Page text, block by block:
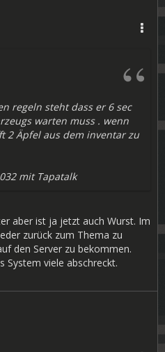
regeln steht dass er 6 sec
warten muss . wenn
2 Äpfel aus dem inventar zu
mit Tapatalk
aber ist ja jetzt auch Wurst. Im
zurück zum Thema zu
den Server zu bekommen.
System viele abschreckt.